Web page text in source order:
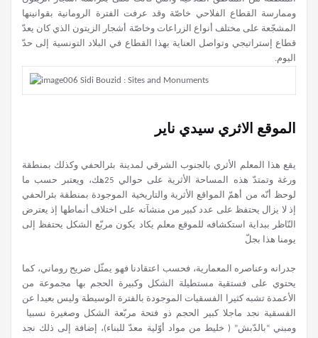
وممارسة القطاع الفلاحي خاصّة وقد عرفت الفترة الرومانية بقوانينها
المشجّعة على مختلف أنواع الزراعات وخاصّة أشجار الزيتون الذي كان يعدّ
قطاع إستراتيجي وتواصل العناية بهذا القطاع في البلاد التونسية إلى حدّ
اليوم.
الموقع الاثري سيدي ناير
يقع هذا المعلم الأثري بالجنوب الشرقي لمدينة بئرالحفي وكذلك بمنطقة
ورغة وتمتدّ هذه المساحة الأثرية على حوالي 25هك، ويعتبر حسب ما
لوحظ أنّه من أهمّ المواقع الأثرية والتاريخية الموجودة بمنطقة بئرالحفي
إذ لا يزال يحتفظ على عدد كبير من منشآته على اختلاف أنماطها إذ يعترض
النّاظر ببداية استكشافه للموقع معلم يكاد يكون مربّع الشكل يحتفظ إلى
يومنا هذا بجلّ
جدرانه وعناصره المعمارية، فحسب اعتقادنا فهو يمثّل ضريح روماني، كما
يحتوي على فستقية مستطيلة الشكل وكبيرة الحجم بها مجموعة من
الأعمدة تشبه كثيرا الفسقيات الموجودة بالفترة الوسيطة وليس بعيدا عن
الفسقية نجد ماجلا كبير الحجم ذو فتحة مربّعة الشكل وصغيرة نسبيا
ومبني “بالدّبش” ( خليط من مواد أوّلية معدّ للبناء)، إضافة إلى ذلك نجد